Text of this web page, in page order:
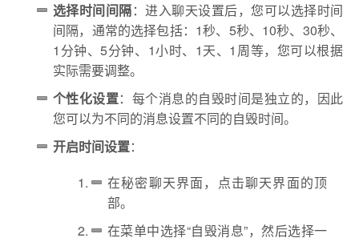
选择时间间隔：进入聊天设置后，您可以选择时间
间隔，通常的选择包括：1秒、5秒、10秒、30秒、
1分钟、5分钟、1小时、1天、1周等，您可以根据
实际需要调整。
个性化设置：每个消息的自毁时间是独立的，因此
您可以为不同的消息设置不同的自毁时间。
开启时间设置：
在秘密聊天界面，点击聊天界面的顶
部。
在菜单中选择“自毁消息”，然后选择一